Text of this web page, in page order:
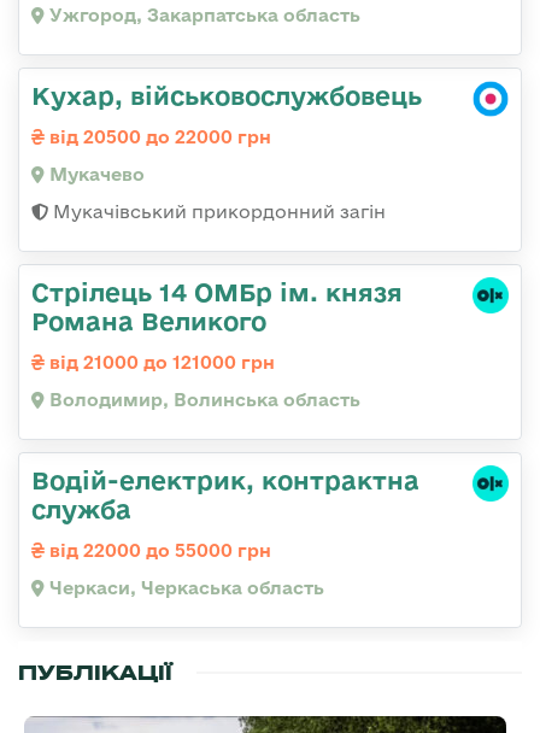
Ужгород, Закарпатська область
Кухар, військовослужбовець
від 20500 до 22000 грн
Мукачево
Мукачівський прикордонний загін
Стрілець 14 ОМБр ім. князя
Романа Великого
від 21000 до 121000 грн
Володимир, Волинська область
Водій-електрик, контрактна
служба
від 22000 до 55000 грн
Черкаси, Черкаська область
ПУБЛІКАЦІЇ